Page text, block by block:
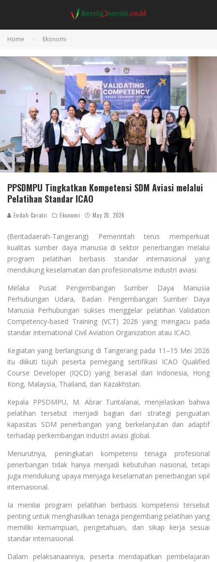
Home Ekonomi
PPSDMPU Tingkatkan Kompetensi SDM Aviasi melalui
Pelatihan Standar ICAO
Endah Caratri Ekonomi May 20, 2026
(Beritadaerah-Tangerang) Pemerintah terus memperkuat
kualitas sumber daya manusia di sektor penerbangan melalui
program pelatihan berbasis standar internasional yang
mendukung keselamatan dan profesionalisme industri aviasi.
Melalui Pusat Pengembangan Sumber Daya Manusia
Perhubungan Udara, Badan Pengembangan Sumber Daya
Manusia Perhubungan sukses menggelar pelatihan Validation
Competency-based Training (VCT) 2026 yang mengacu pada
standar International Civil Aviation Organization atau ICAO.
Kegiatan yang berlangsung di Tangerang pada 11–15 Mei 2026
itu diikuti tujuh peserta pemegang sertifikasi ICAO Qualified
Course Developer (IQCD) yang berasal dari Indonesia, Hong
Kong, Malaysia, Thailand, dan Kazakhstan.
Kepala PPSDMPU, M. Abrar Tuntalanai, menjelaskan bahwa
pelatihan tersebut menjadi bagian dari strategi penguatan
kapasitas SDM penerbangan yang berkelanjutan dan adaptif
terhadap perkembangan industri aviasi global.
Menurutnya, peningkatan kompetensi tenaga profesional
penerbangan tidak hanya menjadi kebutuhan nasional, tetapi
juga mendukung upaya menjaga keselamatan penerbangan sipil
internasional.
Ia menilai program pelatihan berbasis kompetensi tersebut
penting untuk menghasilkan tenaga pengembang pelatihan yang
memiliki kemampuan, pengetahuan, dan sikap kerja sesuai
standar internasional.
Dalam pelaksanaannya, peserta mendapatkan pembelajaran